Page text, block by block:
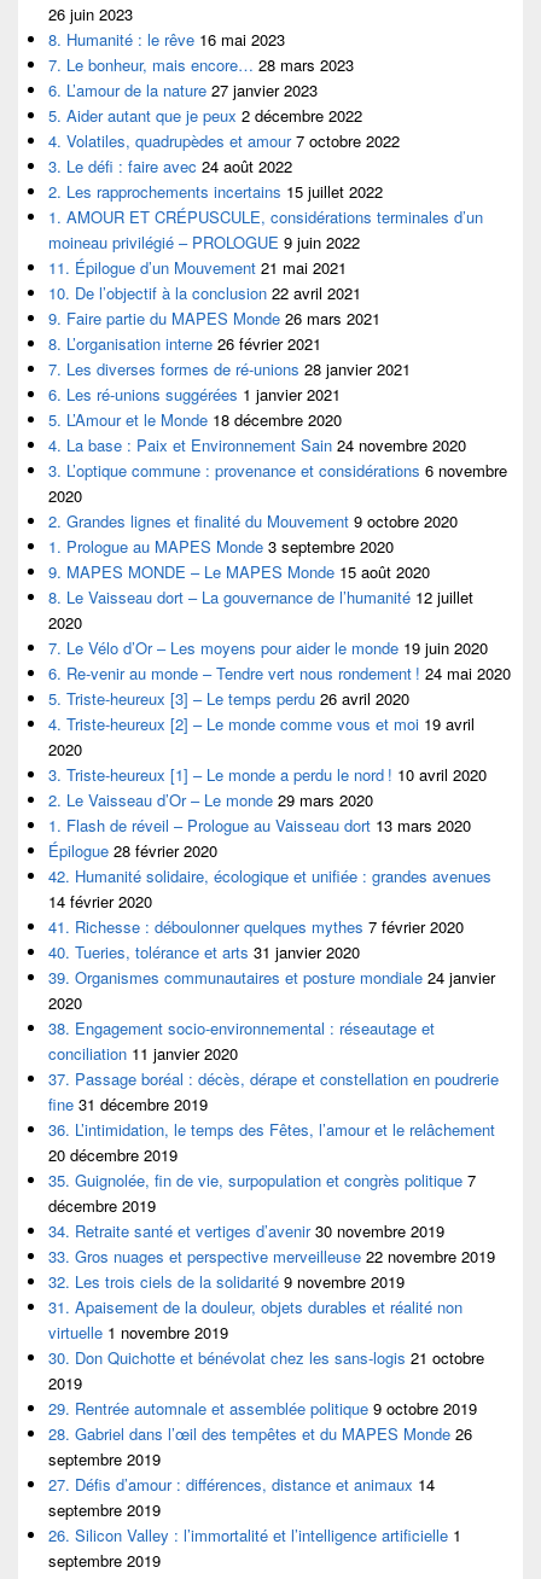
26 juin 2023
8. Humanité : le rêve 16 mai 2023
7. Le bonheur, mais encore… 28 mars 2023
6. L’amour de la nature 27 janvier 2023
5. Aider autant que je peux 2 décembre 2022
4. Volatiles, quadrupèdes et amour 7 octobre 2022
3. Le défi : faire avec 24 août 2022
2. Les rapprochements incertains 15 juillet 2022
1. AMOUR ET CRÉPUSCULE, considérations terminales d’un
moineau privilégié – PROLOGUE 9 juin 2022
11. Épilogue d’un Mouvement 21 mai 2021
10. De l’objectif à la conclusion 22 avril 2021
9. Faire partie du MAPES Monde 26 mars 2021
8. L’organisation interne 26 février 2021
7. Les diverses formes de ré-unions 28 janvier 2021
6. Les ré-unions suggérées 1 janvier 2021
5. L’Amour et le Monde 18 décembre 2020
4. La base : Paix et Environnement Sain 24 novembre 2020
3. L’optique commune : provenance et considérations 6 novembre
2020
2. Grandes lignes et finalité du Mouvement 9 octobre 2020
1. Prologue au MAPES Monde 3 septembre 2020
9. MAPES MONDE – Le MAPES Monde 15 août 2020
8. Le Vaisseau dort – La gouvernance de l’humanité 12 juillet
2020
7. Le Vélo d’Or – Les moyens pour aider le monde 19 juin 2020
6. Re-venir au monde – Tendre vert nous rondement ! 24 mai 2020
5. Triste-heureux [3] – Le temps perdu 26 avril 2020
4. Triste-heureux [2] – Le monde comme vous et moi 19 avril
2020
3. Triste-heureux [1] – Le monde a perdu le nord ! 10 avril 2020
2. Le Vaisseau d’Or – Le monde 29 mars 2020
1. Flash de réveil – Prologue au Vaisseau dort 13 mars 2020
Épilogue 28 février 2020
42. Humanité solidaire, écologique et unifiée : grandes avenues
14 février 2020
41. Richesse : déboulonner quelques mythes 7 février 2020
40. Tueries, tolérance et arts 31 janvier 2020
39. Organismes communautaires et posture mondiale 24 janvier
2020
38. Engagement socio-environnemental : réseautage et
conciliation 11 janvier 2020
37. Passage boréal : décès, dérape et constellation en poudrerie
fine 31 décembre 2019
36. L’intimidation, le temps des Fêtes, l’amour et le relâchement
20 décembre 2019
35. Guignolée, fin de vie, surpopulation et congrès politique 7
décembre 2019
34. Retraite santé et vertiges d’avenir 30 novembre 2019
33. Gros nuages et perspective merveilleuse 22 novembre 2019
32. Les trois ciels de la solidarité 9 novembre 2019
31. Apaisement de la douleur, objets durables et réalité non
virtuelle 1 novembre 2019
30. Don Quichotte et bénévolat chez les sans-logis 21 octobre
2019
29. Rentrée automnale et assemblée politique 9 octobre 2019
28. Gabriel dans l’œil des tempêtes et du MAPES Monde 26
septembre 2019
27. Défis d’amour : différences, distance et animaux 14
septembre 2019
26. Silicon Valley : l’immortalité et l’intelligence artificielle 1
septembre 2019